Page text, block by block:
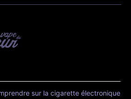
sur la cigarette électronique